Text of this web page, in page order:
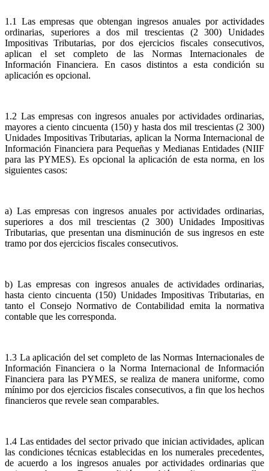
1.1 Las empresas que obtengan ingresos anuales por actividades
ordinarias, superiores a dos mil trescientas (2 300) Unidades
Impositivas Tributarias, por dos ejercicios fiscales consecutivos,
aplican el set completo de las Normas Internacionales de
Información Financiera. En casos distintos a esta condición su
aplicación es opcional.
1.2 Las empresas con ingresos anuales por actividades ordinarias,
mayores a ciento cincuenta (150) y hasta dos mil trescientas (2 300)
Unidades Impositivas Tributarias, aplican la Norma Internacional de
Información Financiera para Pequeñas y Medianas Entidades (NIIF
para las PYMES). Es opcional la aplicación de esta norma, en los
siguientes casos:
a) Las empresas con ingresos anuales por actividades ordinarias,
superiores a dos mil trescientas (2 300) Unidades Impositivas
Tributarias, que presentan una disminución de sus ingresos en este
tramo por dos ejercicios fiscales consecutivos.
b) Las empresas con ingresos anuales de actividades ordinarias,
hasta ciento cincuenta (150) Unidades Impositivas Tributarias, en
tanto el Consejo Normativo de Contabilidad emita la normativa
contable que les corresponda.
1.3 La aplicación del set completo de las Normas Internacionales de
Información Financiera o la Norma Internacional de Información
Financiera para las PYMES, se realiza de manera uniforme, como
mínimo por dos ejercicios fiscales consecutivos, a fin que los hechos
financieros que revele sean comparables.
1.4 Las entidades del sector privado que inician actividades, aplican
las condiciones técnicas establecidas en los numerales precedentes,
de acuerdo a los ingresos anuales por actividades ordinarias que